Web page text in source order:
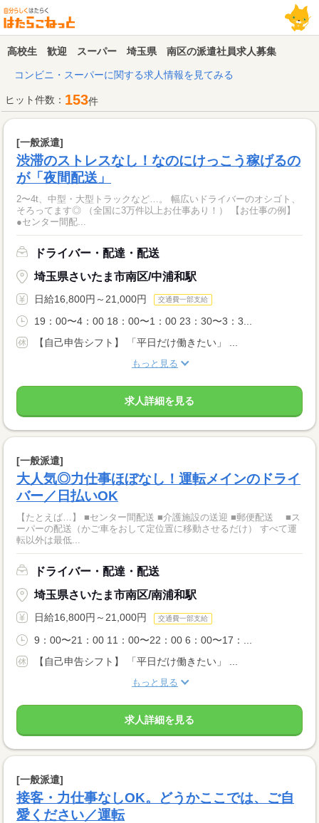
高校生 歓迎 スーパー 埼玉県 南区の派遣社員求人募集
コンビニ・スーパーに関する求人情報を見てみる
ヒット件数： 153件
[一般派遣]
渋滞のストレスなし！なのにけっこう稼げるの
が「夜間配送」
2〜4t、中型・大型トラックなど…。 幅広いドライバーのオシゴト、
そろってます◎ （全国に3万件以上お仕事あり！） 【お仕事の例】
●センター間配...
ドライバー・配達・配送
埼玉県さいたま市南区/中浦和駅
日給16,800円～21,000円 交通費一部支給
19：00〜4：00 18：00〜1：00 23：30〜3：3...
【自己申告シフト】 「平日だけ働きたい」 ...
もっと見る
求人詳細を見る
[一般派遣]
大人気◎力仕事ほぼなし！運転メインのドライ
バー／日払いOK
【たとえば…】 ■センター間配送 ■介護施設の送迎 ■郵便配送 ■ス
ーパーの配送（かご車をおして定位置に移動させるだけ） すべて運
転以外は最低...
ドライバー・配達・配送
埼玉県さいたま市南区/南浦和駅
日給16,800円～21,000円 交通費一部支給
9：00〜21：00 11：00〜22：00 6：00〜17：...
【自己申告シフト】 「平日だけ働きたい」 ...
もっと見る
求人詳細を見る
[一般派遣]
接客・力仕事なしOK。どうかここでは、ご自
愛ください／運転